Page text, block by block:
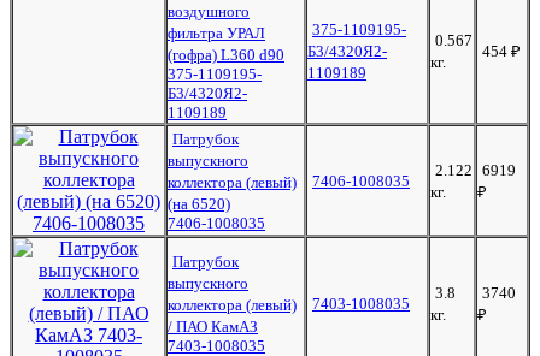
воздушного
фильтра УРАЛ
(гофра) L360 d90
375-1109195-
Б3/4320Я2-
1109189
375-1109195-
Б3/4320Я2-
1109189
0.567
кг.
454 ₽
Патрубок
выпускного
коллектора (левый)
(на 6520)
7406-1008035
7406-1008035
2.122
кг.
6919
₽
Патрубок
выпускного
коллектора (левый)
/ ПАО КамАЗ
7403-1008035
7403-1008035
3.8
кг.
3740
₽